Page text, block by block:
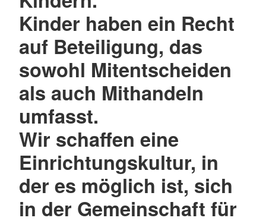
Kinder haben ein Recht
auf Beteiligung, das
sowohl Mitentscheiden
als auch Mithandeln
umfasst.
Wir schaffen eine
Einrichtungskultur, in
der es möglich ist, sich
in der Gemeinschaft für